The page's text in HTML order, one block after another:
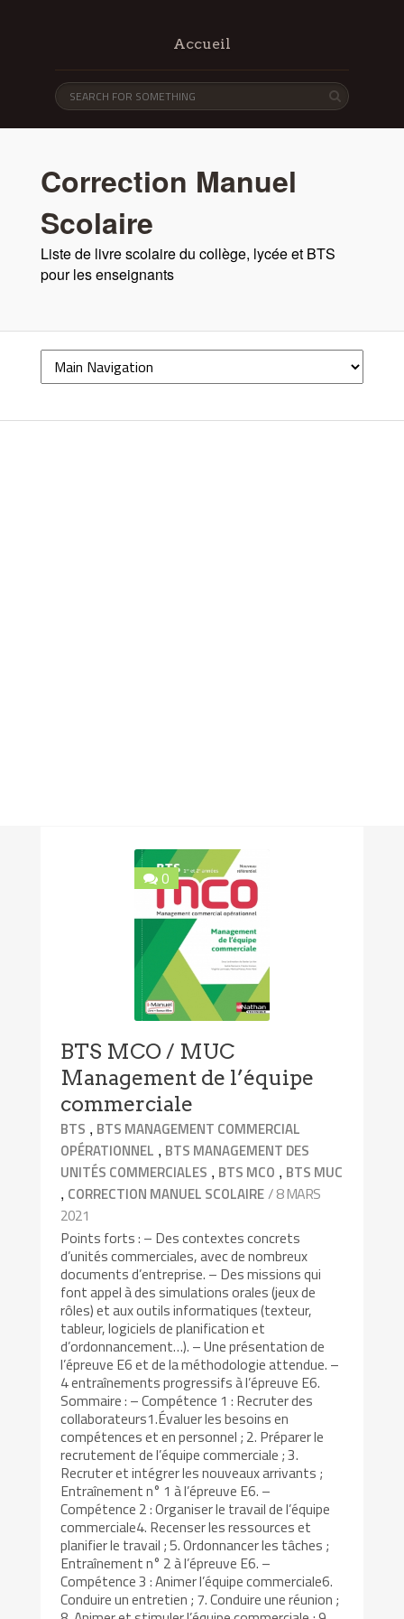
Accueil
Correction Manuel
Scolaire
Liste de livre scolaire du collège, lycée et BTS
pour les enseignants
0
BTS MCO / MUC
Management de l’équipe
commerciale
BTS , BTS MANAGEMENT COMMERCIAL
OPÉRATIONNEL , BTS MANAGEMENT DES
UNITÉS COMMERCIALES , BTS MCO , BTS MUC
, CORRECTION MANUEL SCOLAIRE/ 8 MARS
2021
Points forts : – Des contextes concrets
d’unités commerciales, avec de nombreux
documents d’entreprise. – Des missions qui
font appel à des simulations orales (jeux de
rôles) et aux outils informatiques (texteur,
tableur, logiciels de planification et
d’ordonnancement…). – Une présentation de
l’épreuve E6 et de la méthodologie attendue. –
4 entraînements progressifs à l’épreuve E6.
Sommaire : – Compétence 1 : Recruter des
collaborateurs1.Évaluer les besoins en
compétences et en personnel ; 2. Préparer le
recrutement de l’équipe commerciale ; 3.
Recruter et intégrer les nouveaux arrivants ;
Entraînement n° 1 à l’épreuve E6. –
Compétence 2 : Organiser le travail de l’équipe
commerciale4. Recenser les ressources et
planifier le travail ; 5. Ordonnancer les tâches ;
Entraînement n° 2 à l’épreuve E6. –
Compétence 3 : Animer l’équipe commerciale6.
Conduire un entretien ; 7. Conduire une réunion ;